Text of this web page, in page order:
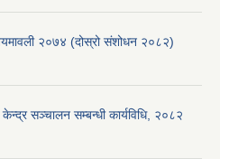
२०७४ (दोस्रो संशोधन २०८२)
सञ्चालन सम्बन्धी कार्यविधि, २०८२